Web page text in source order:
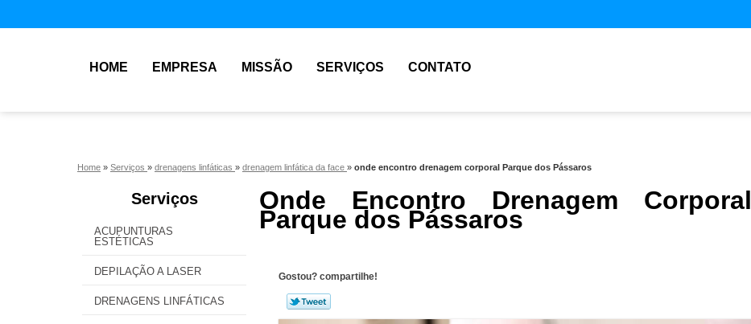
HOME EMPRESA MISSÃO SERVIÇOS CONTATO
Home » Serviços » drenagens linfáticas » drenagem linfática da face » onde encontro drenagem corporal Parque dos Pássaros
Serviços
ACUPUNTURAS
ESTÉTICAS
DEPILAÇÃO A LASER
DRENAGENS LINFÁTICAS
Onde Encontro Drenagem Corporal
Parque dos Pássaros
Gostou? compartilhe!